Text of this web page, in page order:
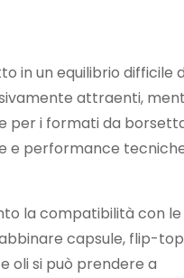
in un equilibrio difficile
attraenti,
per i formati da
e performance
la compatibilità con le
capsule, flip-
oli si può prendere a